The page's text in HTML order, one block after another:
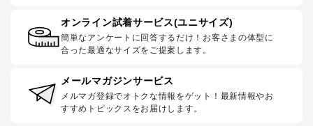
オンライン試着サービス(ユニサイズ)
簡単なアンケートに回答するだけ！お客さまの体型に
合った最適なサイズをご提案します。
メールマガジンサービス
メルマガ登録でオトクな情報をゲット！最新情報やお
すすめトピックスをお届けします。